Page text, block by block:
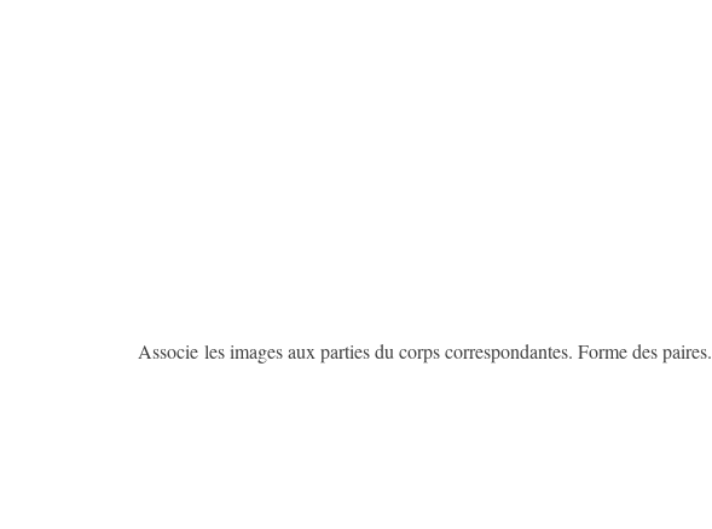
Associe les images aux parties du corps correspondantes. Forme des paires.